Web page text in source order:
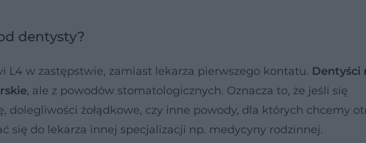
dentysty?
L4 w zastępstwie, zamiast lekarza pierwszego kontatu. Dentyści
, ale z powodów stomatologicznych. Oznacza to, że jeśli się
dolegliwości żołądkowe, czy inne powody, dla których chcemy
się do lekarza innej specjalizacji np. medycyny rodzinnej.